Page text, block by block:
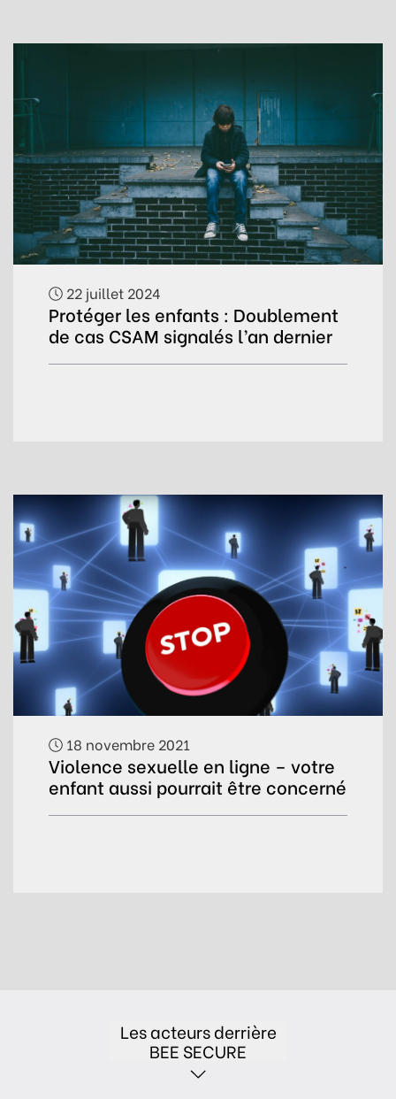
22 juillet 2024
Protéger les enfants : Doublement
de cas CSAM signalés l’an dernier
18 novembre 2021
Violence sexuelle en ligne – votre
enfant aussi pourrait être concerné
Les acteurs derrière
BEE SECURE